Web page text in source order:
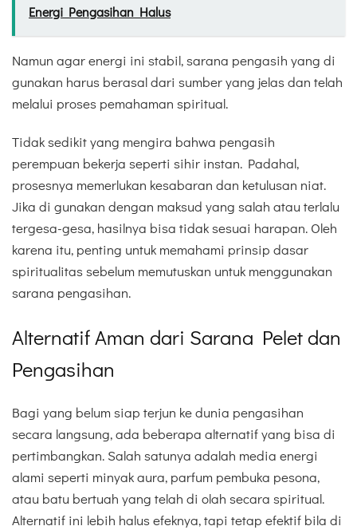
Energi Pengasihan Halus
Namun agar energi ini stabil, sarana pengasih yang di
gunakan harus berasal dari sumber yang jelas dan telah
melalui proses pemahaman spiritual.
Tidak sedikit yang mengira bahwa pengasih
perempuan bekerja seperti sihir instan. Padahal,
prosesnya memerlukan kesabaran dan ketulusan niat.
Jika di gunakan dengan maksud yang salah atau terlalu
tergesa-gesa, hasilnya bisa tidak sesuai harapan. Oleh
karena itu, penting untuk memahami prinsip dasar
spiritualitas sebelum memutuskan untuk menggunakan
sarana pengasihan.
Alternatif Aman dari Sarana Pelet dan
Pengasihan
Bagi yang belum siap terjun ke dunia pengasihan
secara langsung, ada beberapa alternatif yang bisa di
pertimbangkan. Salah satunya adalah media energi
alami seperti minyak aura, parfum pembuka pesona,
atau batu bertuah yang telah di olah secara spiritual.
Alternatif ini lebih halus efeknya, tapi tetap efektif bila di